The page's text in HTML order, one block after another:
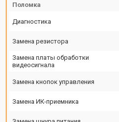
Поломка
Диагностика
Замена резистора
Замена платы обработки
видеосигнала
Замена кнопок управления
Замена ИК-приемника